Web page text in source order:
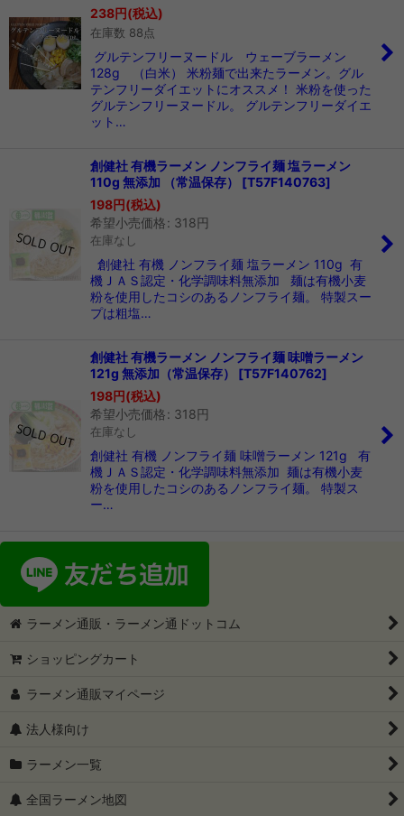
238円(税込)
在庫数 88点
グルテンフリーヌードル ウェーブラーメン
128g （白米） 米粉麺で出来たラーメン。グル
テンフリーダイエットにオススメ！ 米粉を使った
グルテンフリーヌードル。 グルテンフリーダイエ
ット…
創健社 有機ラーメン ノンフライ麺 塩ラーメン
110g 無添加 （常温保存）
[T57F140763]
198円(税込)
希望小売価格: 318円
在庫なし
創健社 有機 ノンフライ麺 塩ラーメン 110g 有
機ＪＡＳ認定・化学調味料無添加 麺は有機小麦
粉を使用したコシのあるノンフライ麺。 特製スー
プは粗塩…
創健社 有機ラーメン ノンフライ麺 味噌ラーメン
121g 無添加（常温保存）
[T57F140762]
198円(税込)
希望小売価格: 318円
在庫なし
創健社 有機 ノンフライ麺 味噌ラーメン 121g 有
機ＪＡＳ認定・化学調味料無添加 麺は有機小麦
粉を使用したコシのあるノンフライ麺。 特製ス
ー…
ラーメン通販・ラーメン通ドットコム
ショッピングカート
ラーメン通販マイページ
法人様向け
ラーメン一覧
全国ラーメン地図